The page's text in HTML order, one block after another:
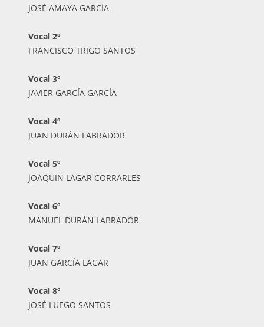
JOSÉ AMAYA GARCÍA
Vocal 2º
FRANCISCO TRIGO SANTOS
Vocal 3º
JAVIER GARCÍA GARCÍA
Vocal 4º
JUAN DURÁN LABRADOR
Vocal 5º
JOAQUIN LAGAR CORRARLES
Vocal 6º
MANUEL DURÁN LABRADOR
Vocal 7º
JUAN GARCÍA LAGAR
Vocal 8º
JOSÉ LUEGO SANTOS